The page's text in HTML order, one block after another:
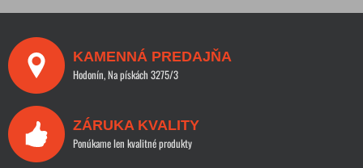
KAMENNÁ PREDAJŇA
Hodonín, Na pískách 3275/3
ZÁRUKA KVALITY
Ponúkame len kvalitné produkty